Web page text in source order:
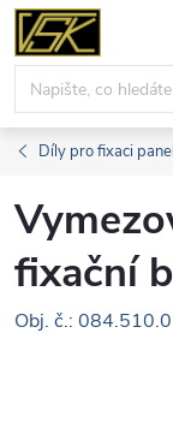
Přejít
obsah
Díly pro fixaci
fixační
Obj. č.: